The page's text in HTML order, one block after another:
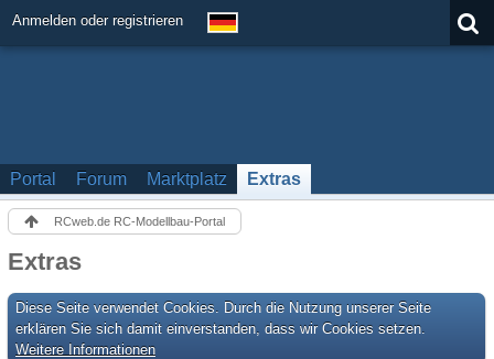
Anmelden oder registrieren
Portal Forum Marktplatz Extras
RCweb.de RC-Modellbau-Portal
Extras
Diese Seite verwendet Cookies. Durch die Nutzung unserer Seite
erklären Sie sich damit einverstanden, dass wir Cookies setzen.
Weitere Informationen